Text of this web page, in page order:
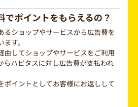
でポイントをもらえるの？
るショップやサービスから広告費を
す。
由してショップやサービスをご利用
らハピタスに対し広告費が支払われ
ポイントとしてお客様にお返しして